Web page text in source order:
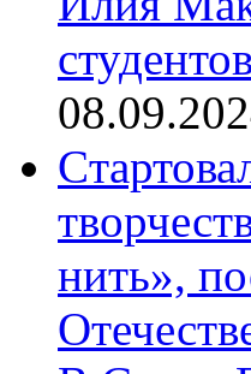
нить»,